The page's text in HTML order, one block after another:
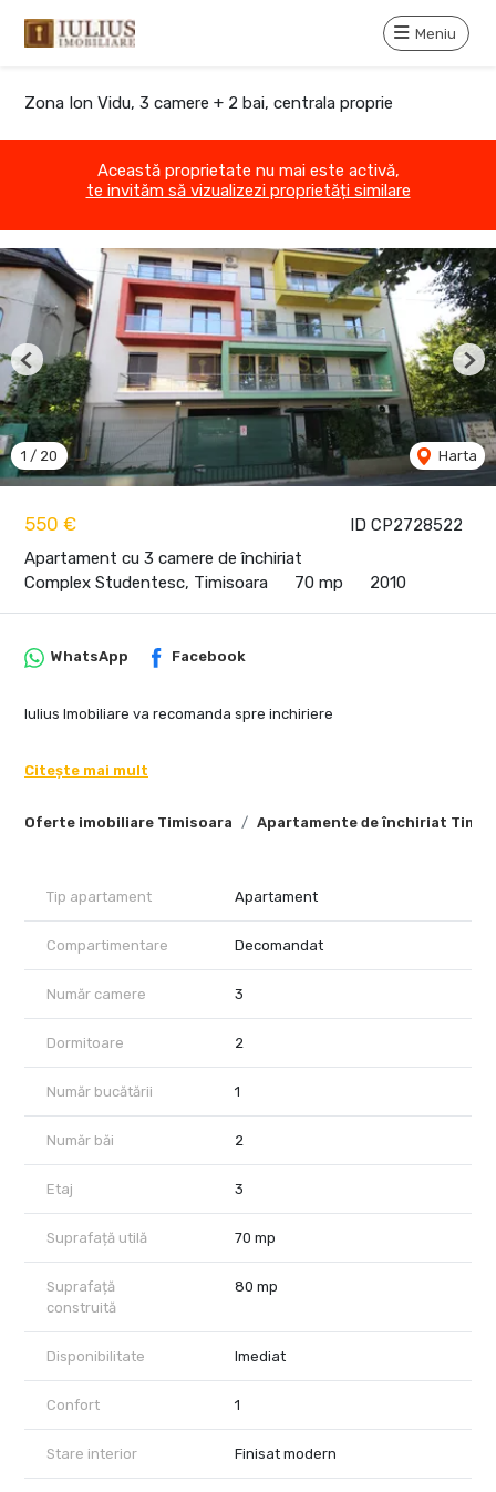
Meniu
Zona Ion Vidu, 3 camere + 2 bai, centrala proprie
Această proprietate nu mai este activă,
te invităm să vizualizezi proprietăți similare
ID CP2728522
550 €
Apartament cu 3 camere de închiriat
Complex Studentesc, Timisoara
70 mp 2010
1 / 20 Harta
Previous
Oferte imobiliare Timisoara Apartamente de închiriat
WhatsApp Facebook
Iulius Imobiliare va recomanda spre inchiriere
Citește mai mult
Tip apartament Apartament
Compartimentare Decomandat
Număr camere 3
Dormitoare 2
Număr bucătării 1
Număr băi 2
Etaj 3
Suprafață utilă 70 mp
Suprafață
construită
80 mp
Disponibilitate Imediat
Confort 1
Stare interior Finisat modern